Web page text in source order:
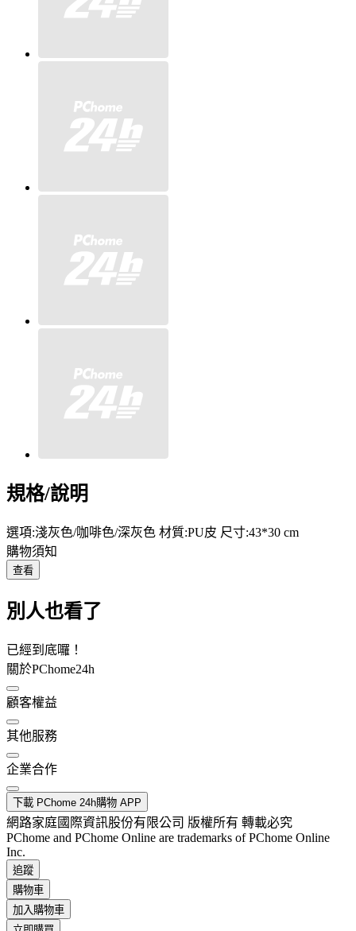
規格/說明
選項:淺灰色/咖啡色/深灰色 材質:PU皮 尺寸:43*30 cm
購物須知
查看
別人也看了
已經到底囉！
關於PChome24h
顧客權益
其他服務
企業合作
下載 PChome 24h購物 APP
網路家庭國際資訊股份有限公司 版權所有 轉載必究
PChome and PChome Online are trademarks of PChome Online
Inc.
追蹤
購物車
加入購物車